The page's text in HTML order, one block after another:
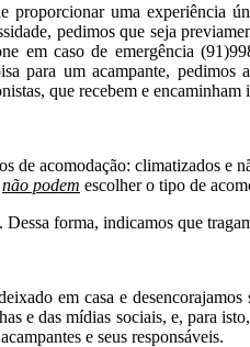
proporcionar uma experiência
pedimos que seja
em caso de emergência
para um acampante,
que recebem e encaminham
de acomodação: climatizados e
não podem escolher o tipo de
forma, indicamos que
em casa e
e das mídias sociais, e, para
e seus responsáveis.